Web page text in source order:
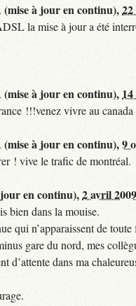
à jour en continu),
la mise à jour a été
à jour en continu),
!!!venez vivre au canada
à jour en continu),9
! vive le trafic de montréal.
en continu),2 avril
bien dans la mouise.
qui n’apparaissent de
gare du nord, mes
d’attente dans ma